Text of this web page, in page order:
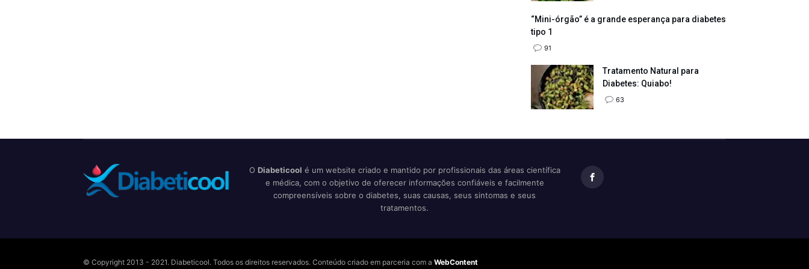
“Mini-órgão” é a grande esperança para diabetes
tipo 1
91
Tratamento Natural para
Diabetes: Quiabo!
63
O Diabeticool é um website criado e mantido por profissionais das áreas científica
e médica, com o objetivo de oferecer informações confiáveis e facilmente
compreensíveis sobre o diabetes, suas causas, seus sintomas e seus
tratamentos.
© Copyright 2013 - 2021. Diabeticool. Todos os direitos reservados. Conteúdo criado em parceria com a WebContent